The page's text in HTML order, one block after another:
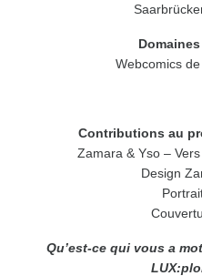
Webcomics
Contributions au
Zamara & Yso –
Design
Qu’est-ce qui vous a